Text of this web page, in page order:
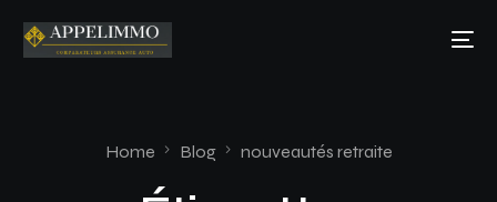
Home Blog nouveautés retraite